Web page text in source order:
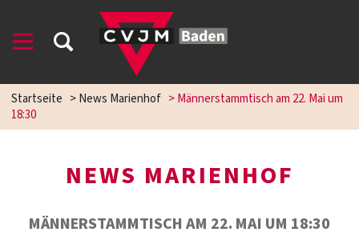
Startseite >News Marienhof >Männerstammtisch am 22. Mai um
18:30
NEWS MARIENHOF
MÄNNERSTAMMTISCH AM 22. MAI UM 18:30